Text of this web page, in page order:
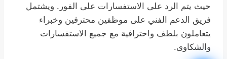
حيث يتم الرد على الاستفسارات على الفور. ويشتمل
فريق الدعم الفني على موظفين محترفين وخبراء
يتعاملون بلطف واحترافية مع جميع الاستفسارات
والشكاوى.